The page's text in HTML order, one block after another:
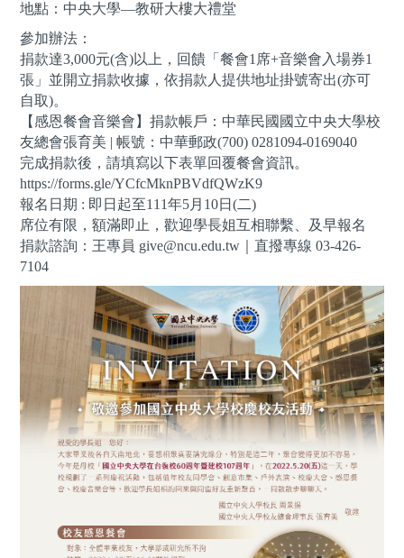
地點：中央大學—教研大樓大禮堂
參加辦法：
捐款達3,000元(含)以上，回饋「餐會1席+音樂會入場券1
張」並開立捐款收據，依捐款人提供地址掛號寄出(亦可
自取)。
【感恩餐會音樂會】捐款帳戶：中華民國國立中央大學校
友總會張育美 | 帳號：中華郵政(700) 0281094-0169040
完成捐款後，請填寫以下表單回覆餐會資訊。
https://forms.gle/YCfcMknPBVdfQWzK9
報名日期 : 即日起至111年5月10日(二)
席位有限，額滿即止，歡迎學長姐互相聯繫、及早報名
捐款諮詢：王專員 give@ncu.edu.tw｜直撥專線 03-426-
7104